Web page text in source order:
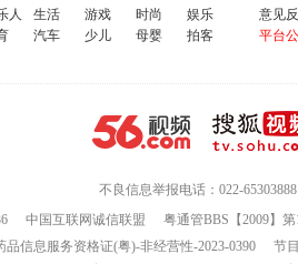
人 生活 游戏 时尚
娱乐
汽车 少儿 母婴 拍客
意见
平台
不良信息举报电话：022-65303888
中国互联网诚信联盟
粤通管BBS【2009】
品信息服务资格证(粤)-非经营性-2023-0390
节